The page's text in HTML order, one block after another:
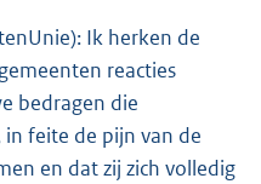
Ik herken de
reacties
bedragen die
feite de pijn van de
en dat zij zich volledig